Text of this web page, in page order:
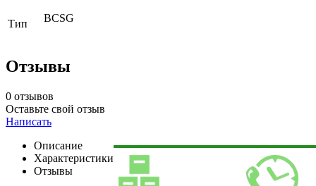
Тип BCSG
Отзывы
0 отзывов
Оставьте свой отзыв
Написать
Описание
Характеристики
Отзывы